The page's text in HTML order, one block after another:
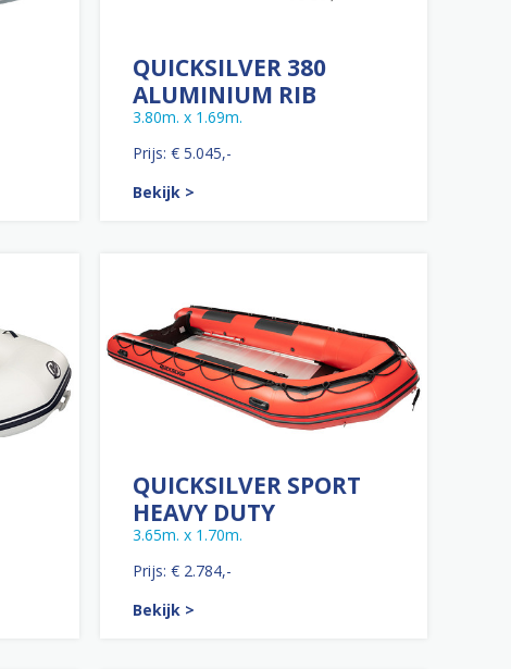
QUICKSILVER 380
ALUMINIUM RIB
3.80m. x 1.69m.
Prijs: € 5.045,-
Bekijk >
QUICKSILVER SPORT
HEAVY DUTY
3.65m. x 1.70m.
Prijs: € 2.784,-
Bekijk >